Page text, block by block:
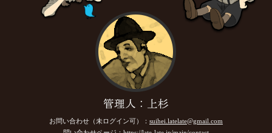
管理人：上杉
お問い合わせ（未ログイン可）： suihei.latelate@gmail.com